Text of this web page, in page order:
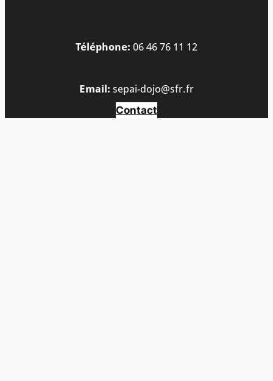
Téléphone: 06 46 76 11 12
Email: sepai-dojo@sfr.fr
Contact